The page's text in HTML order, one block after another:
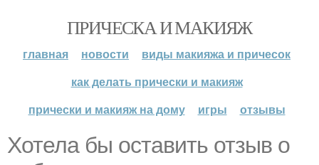
ПРИЧЕСКА И МАКИЯЖ
главная новости
виды макияжа и причесок
как делать прически и макияж
прически и макияж на дому
игры отзывы
Хотела бы оставить отзыв о